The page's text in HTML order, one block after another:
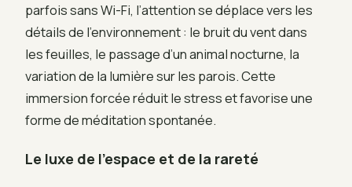
parfois sans Wi-Fi, l’attention se déplace vers les
détails de l’environnement : le bruit du vent dans
les feuilles, le passage d’un animal nocturne, la
variation de la lumière sur les parois. Cette
immersion forcée réduit le stress et favorise une
forme de méditation spontanée.
Le luxe de l’espace et de la rareté